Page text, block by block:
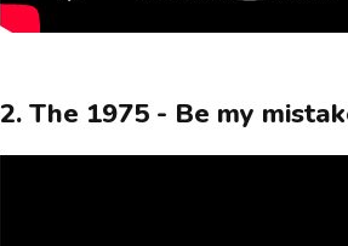
2. The 1975 - Be my